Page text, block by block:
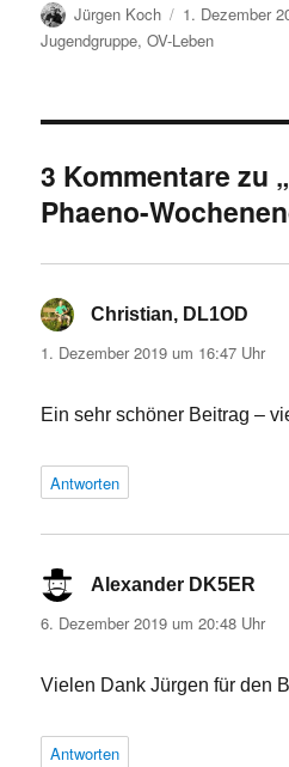
Autor
Jürgen Koch
Veröffentlicht
am
1. Dezember
Jugendgruppe,OV-Leben
3 Kommentare zu
Phaeno-
Christian, DL1OD
1. Dezember 2019 um 16:47 Uhr
Ein sehr schöner Beitrag –
Antworten
Alexander DK5ER
6. Dezember 2019 um 20:48 Uhr
Vielen Dank Jürgen für den
Antworten